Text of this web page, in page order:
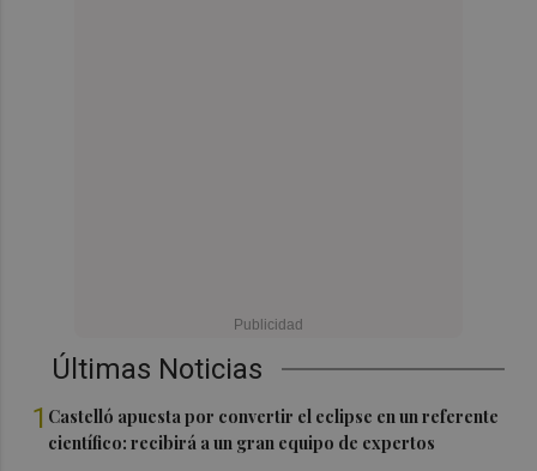
Últimas Noticias
1 Castelló apuesta por convertir el eclipse en un referente
científico: recibirá a un gran equipo de expertos